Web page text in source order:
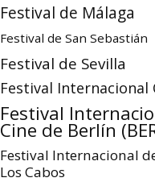
Festival de Málaga
Festival de San Sebastián
Festival de Sevilla
Festival Internacional
Festival
Cine de Berlín
Festival Internacional
Los Cabos